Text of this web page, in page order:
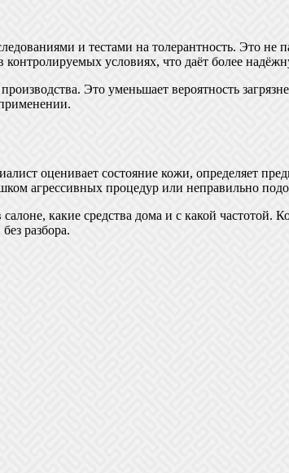
и тестами на толерантность. Это не
условиях, что даёт более
Это уменьшает вероятность
оценивает состояние кожи, определяет
агрессивных процедур или неправильно
какие средства дома и с какой
разбора.